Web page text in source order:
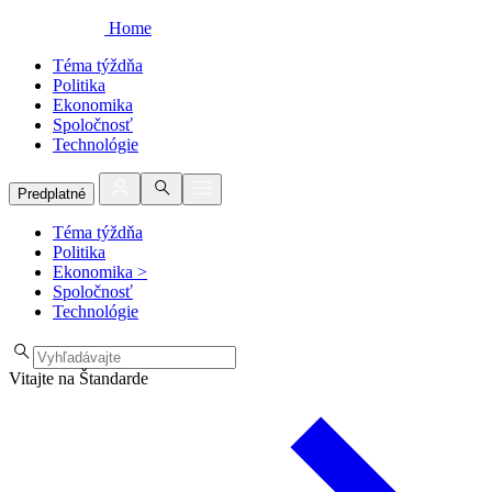
Home
Téma týždňa
Politika
Ekonomika
Spoločnosť
Technológie
Predplatné
Téma týždňa
Politika
Ekonomika >
Spoločnosť
Technológie
Vitajte na Štandarde